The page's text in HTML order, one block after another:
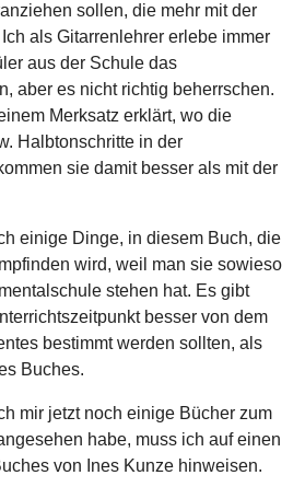
sollen, die mehr mit der
als Gitarrenlehrer erlebe immer
aus der Schule das
aber es nicht richtig beherrschen.
Merksatz erklärt, wo die
Halbtonschritte in der
sie damit besser als mit der
einige Dinge, in diesem Buch, die
wird, weil man sie sowieso
stehen hat. Es gibt
besser von dem
bestimmt werden sollten, als
Buches.
mir jetzt noch einige Bücher zum
habe, muss ich auf einen
von Ines Kunze hinweisen.